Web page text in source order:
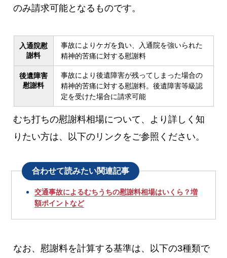
のみ請求可能となるものです。
入通院慰
謝料
事故によりケガを負い、入通院を強いられた
精神的苦痛に対する慰謝料
後遺障害
慰謝料
事故により後遺障害が残ってしまった場合の
精神的苦痛に対する慰謝料。後遺障害等級認
定を受けた場合に請求可能
むち打ちの慰謝料相場について、より詳しく知
りたい方は、以下のリンクをご参照ください。
合わせて読みたい関連記事
交通事故によるむちうちの慰謝料相場はいくら？増
額ポイントなど
なお、慰謝料を計算する基準は、以下の3種類で